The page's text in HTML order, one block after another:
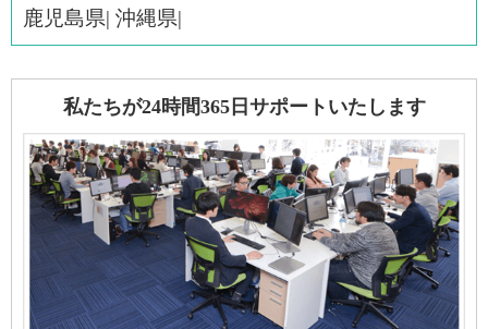
鹿児島県 沖縄県
私たちが24時間365日サポートいたします